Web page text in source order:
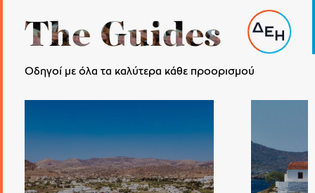
The Guides
Οδηγοί με όλα τα καλύτερα κάθε προορισμού